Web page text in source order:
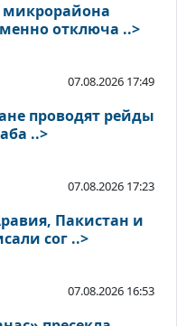
микрорайона
отключа ..>
07.08.2026 17:49
проводят рейды
..>
07.08.2026 17:23
Пакистан и
сог ..>
07.08.2026 16:53